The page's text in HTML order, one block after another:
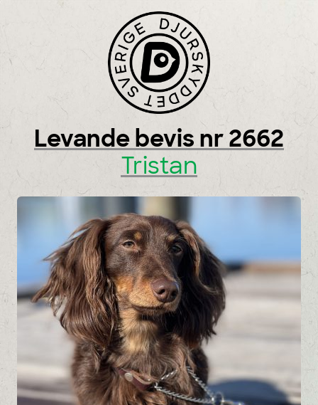
Skip to content
Levande bevis nr 2662
Tristan